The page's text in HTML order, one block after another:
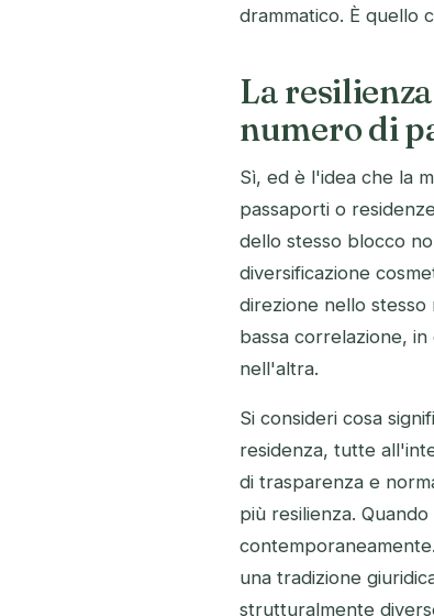
drammatico. È quello
La
numero di
Sì, ed è l'idea che la
passaporti o
dello stesso blocco
diversificazione
direzione nello stesso
bassa correlazione,
nell'altra.
Si consideri cosa
residenza, tutte
di trasparenza e
più resilienza.
una tradizione
strutturalmente